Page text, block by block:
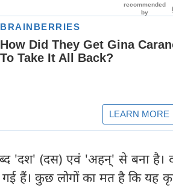
'दश' (दस) एवं 'अहन्‌‌' से बना है।
हैं। कुछ लोगों का मत है कि यह